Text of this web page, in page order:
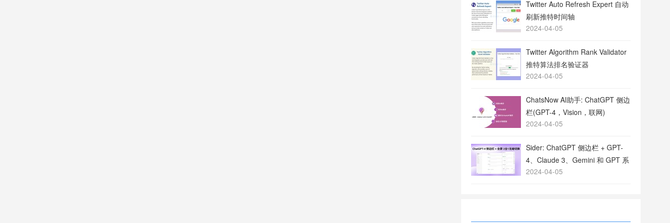
Twitter Auto Refresh Expert 自动
刷新推特时间轴
2024-04-05
Twitter Algorithm Rank Validator
推特算法排名验证器
2024-04-05
ChatsNow AI助手: ChatGPT 侧边
栏(GPT-4，Vision，联网)
2024-04-05
Sider: ChatGPT 侧边栏 + GPT-
4、Claude 3、Gemini 和 GPT 系
列
2024-04-05